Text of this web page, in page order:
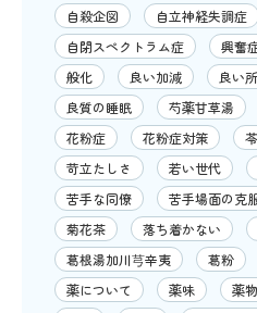
自殺企図
自立神経失調症
自閉スペクトラム症
興奮
般化
良い加減 良い
良質の睡眠
芍薬甘草湯
花粉症
花粉症対策
苛立たしさ
若い世代
苦手な同僚
苦手場面の克
菊花茶
落ち着かない
葛根湯加川芎辛夷
葛粉
薬について
薬味 薬